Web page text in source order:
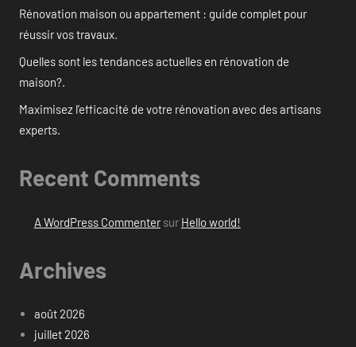
Rénovation maison ou appartement : guide complet pour
réussir vos travaux.
Quelles sont les tendances actuelles en rénovation de
maison?.
Maximisez l’efficacité de votre rénovation avec des artisans
experts.
Recent Comments
A WordPress Commentersur Hello world!
Archives
août 2026
juillet 2026